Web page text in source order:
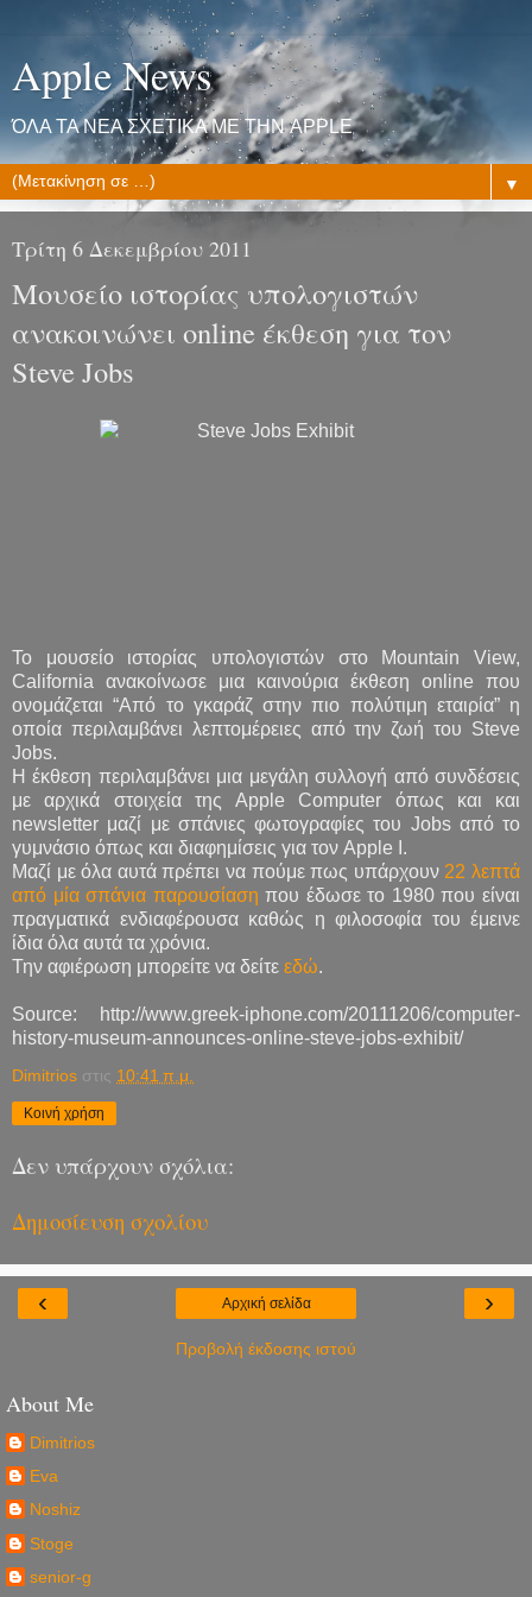
Apple News
ΌΛΑ ΤΑ ΝΕΑ ΣΧΕΤΙΚΑ ΜΕ ΤΗΝ APPLE
▼
Τρίτη 6 Δεκεμβρίου 2011
Μουσείο ιστορίας υπολογιστών
ανακοινώνει online έκθεση για τον
Steve Jobs
Το μουσείο ιστορίας υπολογιστών στο Mountain View,
California ανακοίνωσε μια καινούρια έκθεση online που
ονομάζεται “Από το γκαράζ στην πιο πολύτιμη εταιρία” η
οποία περιλαμβάνει λεπτομέρειες από την ζωή του Steve
Jobs.
Η έκθεση περιλαμβάνει μια μεγάλη συλλογή από συνδέσεις
με αρχικά στοιχεία της Apple Computer όπως και και
newsletter μαζί με σπάνιες φωτογραφίες του Jobs από το
γυμνάσιο όπως και διαφημίσεις για τον Apple I.
Μαζί με όλα αυτά πρέπει να πούμε πως υπάρχουν 22 λεπτά
από μία σπάνια παρουσίαση που έδωσε το 1980 που είναι
πραγματικά ενδιαφέρουσα καθώς η φιλοσοφία του έμεινε
ίδια όλα αυτά τα χρόνια.
Την αφιέρωση μπορείτε να δείτε εδώ.
Source: http://www.greek-iphone.com/20111206/computer-
history-museum-announces-online-steve-jobs-exhibit/
Dimitrios στις 10:41 π.μ.
Κοινή χρήση
Δεν υπάρχουν σχόλια:
Δημοσίευση σχολίου
‹ ›
Αρχική σελίδα
Προβολή έκδοσης ιστού
About Me
Dimitrios
Eva
Noshiz
Stoge
senior-g